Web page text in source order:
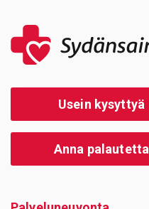
Usein kysyttyä
Anna palautetta